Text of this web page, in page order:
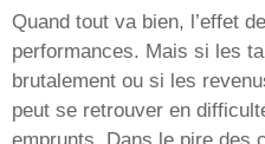
Quand tout va bien, l’effet
performances. Mais si les
brutalement ou si les
peut se retrouver en